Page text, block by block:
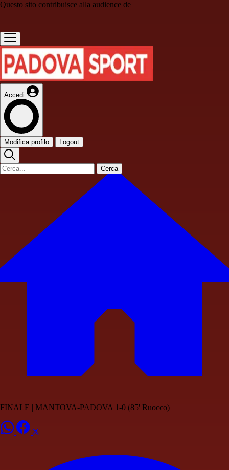
Questo sito contribuisce alla audience de
Accedi
Modifica profilo Logout
Cerca
FINALE | MANTOVA-PADOVA 1-0 (85' Ruocco)